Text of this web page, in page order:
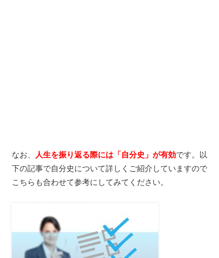
なお、 人生を振り返る際には「自分史」が有効です。以
下の記事で自分史について詳しくご紹介していますので
こちらも合わせて参考にしてみてください。